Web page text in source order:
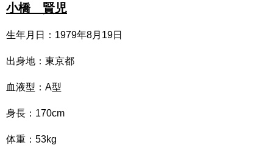
小橋 賢児
生年月日：1979年8月19日
出身地：東京都
血液型：A型
身長：170cm
体重：53kg